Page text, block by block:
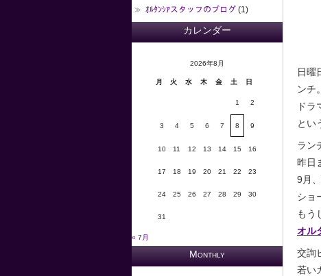
日曜
ンチ
ド
とい
ラン
昨日
9月
ショ
もう
オル
交詢
若い
ｵﾙﾀﾝｼｱスタッフのブログ (1)
カレンダー
2026年8月
月 火 水 木 金 土 日
1 2
3 4 5 6 7 8 9
10 11 12 13 14 15 16
17 18 19 20 21 22 23
24 25 26 27 28 29 30
31
« 7月
Monthly